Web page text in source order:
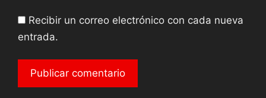
Recibir un correo electrónico con cada nueva
entrada.